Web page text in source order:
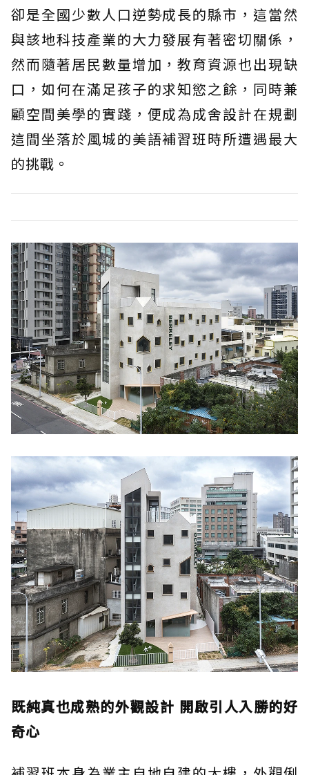
卻是全國少數人口逆勢成長的縣市，這當然
與該地科技產業的大力發展有著密切關係，
然而隨著居民數量增加，教育資源也出現缺
口，如何在滿足孩子的求知慾之餘，同時兼
顧空間美學的實踐，便成為成舍設計在規劃
這間坐落於風城的美語補習班時所遭遇最大
的挑戰。
既純真也成熟的外觀設計 開啟引人入勝的好
奇心